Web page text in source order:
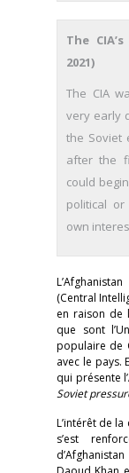
The
2021)
The CIA
very early
the Soviet
after the
could
political
own
(Central
en raison de
que sont
populaire de
avec le pays.
qui présente
Soviet
L’intérêt de
s’est